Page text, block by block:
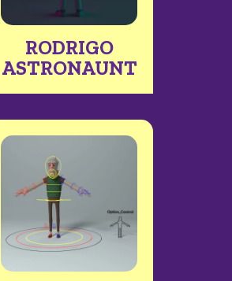
RODRIGO
ASTRONAUNT